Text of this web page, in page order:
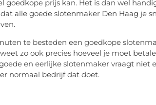
goedkope prijs kan. Het is dan wel
alle goede slotenmaker Den Haag je
te besteden een goedkope
zo ook precies hoeveel je moet
en eerlijke slotenmaker vraagt niet
normaal bedrijf dat doet.